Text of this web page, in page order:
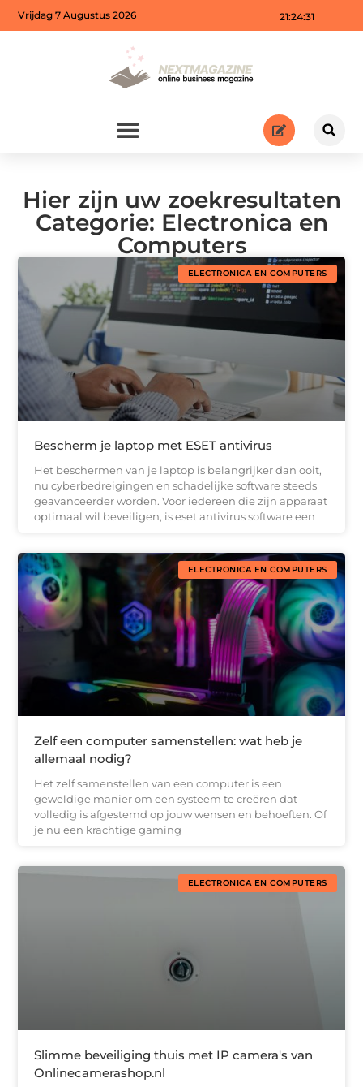
21:24:32
Vrijdag 7 Augustus 2026
Hier zijn uw zoekresultaten
Categorie: Electronica en
Computers
ELECTRONICA EN COMPUTERS
Bescherm je laptop met ESET antivirus
Het beschermen van je laptop is belangrijker dan ooit,
nu cyberbedreigingen en schadelijke software steeds
geavanceerder worden. Voor iedereen die zijn apparaat
optimaal wil beveiligen, is eset antivirus software een
ELECTRONICA EN COMPUTERS
Zelf een computer samenstellen: wat heb je
allemaal nodig?
Het zelf samenstellen van een computer is een
geweldige manier om een systeem te creëren dat
volledig is afgestemd op jouw wensen en behoeften. Of
je nu een krachtige gaming
ELECTRONICA EN COMPUTERS
Slimme beveiliging thuis met IP camera's van
Onlinecamerashop.nl